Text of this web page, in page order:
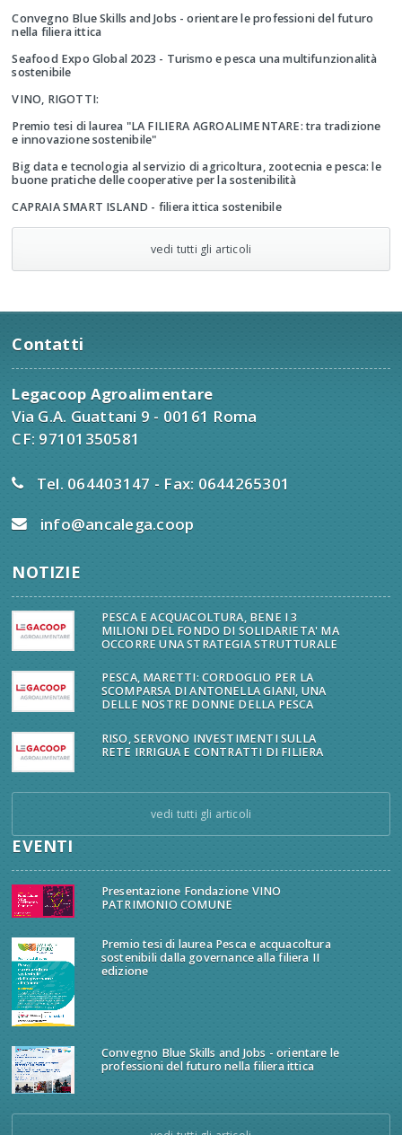
Convegno Blue Skills and Jobs - orientare le professioni del futuro
nella filiera ittica
Seafood Expo Global 2023 - Turismo e pesca una multifunzionalità
sostenibile
VINO, RIGOTTI:
Premio tesi di laurea "LA FILIERA AGROALIMENTARE: tra tradizione
e innovazione sostenibile"
Big data e tecnologia al servizio di agricoltura, zootecnia e pesca: le
buone pratiche delle cooperative per la sostenibilità
CAPRAIA SMART ISLAND - filiera ittica sostenibile
vedi tutti gli articoli
Contatti
Legacoop Agroalimentare
Via G.A. Guattani 9 - 00161 Roma
CF: 97101350581
Tel. 064403147 - Fax: 0644265301
info@ancalega.coop
NOTIZIE
PESCA E ACQUACOLTURA, BENE I 3
MILIONI DEL FONDO DI SOLIDARIETA' MA
OCCORRE UNA STRATEGIA STRUTTURALE
PESCA, MARETTI: CORDOGLIO PER LA
SCOMPARSA DI ANTONELLA GIANI, UNA
DELLE NOSTRE DONNE DELLA PESCA
RISO, SERVONO INVESTIMENTI SULLA
RETE IRRIGUA E CONTRATTI DI FILIERA
vedi tutti gli articoli
EVENTI
Presentazione Fondazione VINO
PATRIMONIO COMUNE
Premio tesi di laurea Pesca e acquacoltura
sostenibili dalla governance alla filiera II
edizione
Convegno Blue Skills and Jobs - orientare le
professioni del futuro nella filiera ittica